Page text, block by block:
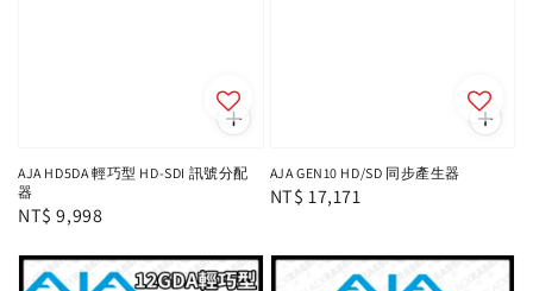
AJA HD5DA 輕巧型 HD-SDI 訊號分配
器
Regular
NT$ 9,998
AJA GEN10 HD/SD 同步產生器
Regular
NT$ 17,171